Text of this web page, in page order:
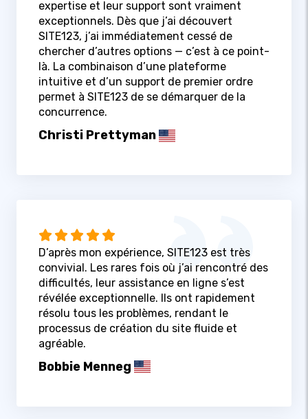
expertise et leur support sont vraiment
exceptionnels. Dès que j’ai découvert
SITE123, j’ai immédiatement cessé de
chercher d’autres options — c’est à ce point-
là. La combinaison d’une plateforme
intuitive et d’un support de premier ordre
permet à SITE123 de se démarquer de la
concurrence.
Christi Prettyman
D’après mon expérience, SITE123 est très
convivial. Les rares fois où j’ai rencontré des
difficultés, leur assistance en ligne s’est
révélée exceptionnelle. Ils ont rapidement
résolu tous les problèmes, rendant le
processus de création du site fluide et
agréable.
Bobbie Menneg